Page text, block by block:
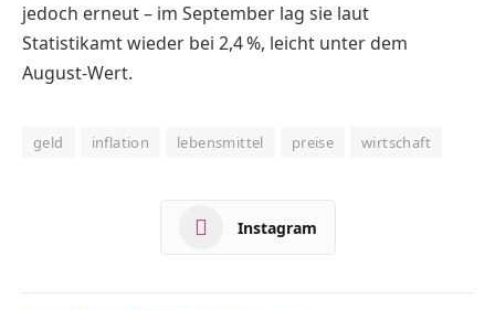
jedoch erneut – im September lag sie laut
Statistikamt wieder bei 2,4 %, leicht unter dem
August-Wert.
geld inflation lebensmittel preise wirtschaft
Instagram